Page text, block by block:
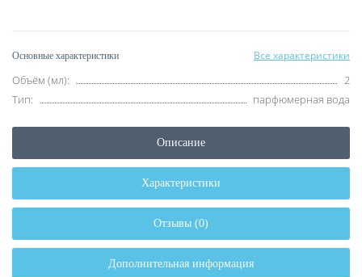
Основные характеристики Все характеристики
Объём (мл):
2
Тип:
парфюмерная вода
Описание
Характеристики
Отзывы (0)
Дополнительная информация